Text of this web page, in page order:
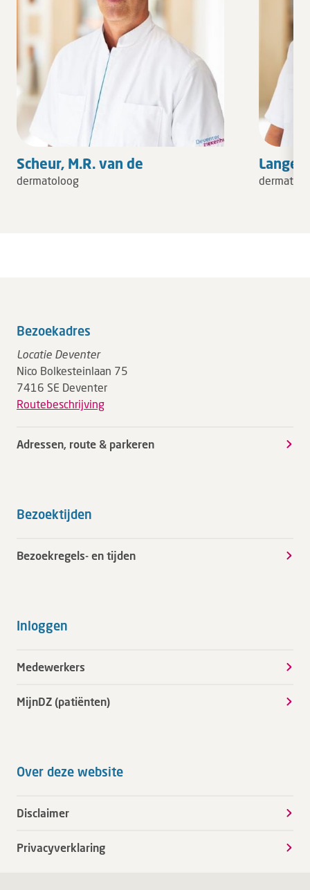
Scheur, M.R. van de
dermatoloog
Bezoekadres
Locatie Deventer
Nico Bolkesteinlaan 75
7416 SE Deventer
Routebeschrijving
Adressen, route & parkeren
Bezoektijden
Bezoekregels- en tijden
Inloggen
Medewerkers
MijnDZ (patiënten)
Over deze website
Disclaimer
Privacyverklaring